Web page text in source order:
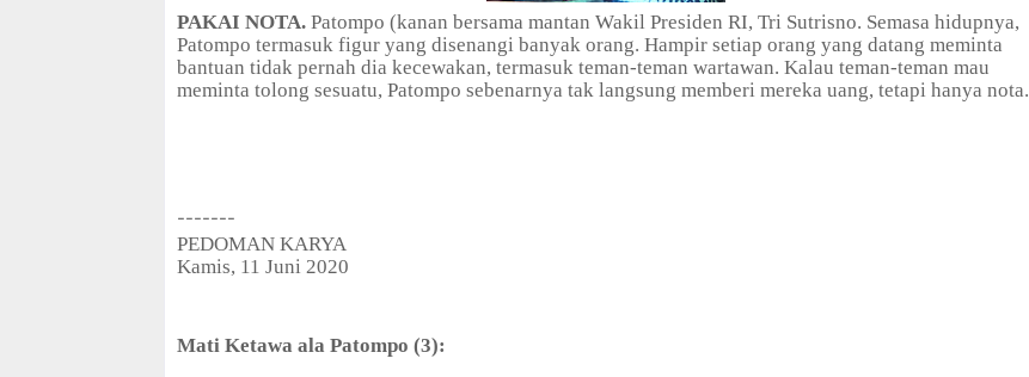
PAKAI NOTA. Patompo (kanan bersama mantan Wakil Presiden RI, Tri Sutrisno. Semasa hidupnya,
Patompo termasuk figur yang disenangi banyak orang. Hampir setiap orang yang datang meminta
bantuan tidak pernah dia kecewakan, termasuk teman-teman wartawan. Kalau teman-teman mau
meminta tolong sesuatu, Patompo sebenarnya tak langsung memberi mereka uang, tetapi hanya nota.
-------
PEDOMAN KARYA
Kamis, 11 Juni 2020
Mati Ketawa ala Patompo (3):